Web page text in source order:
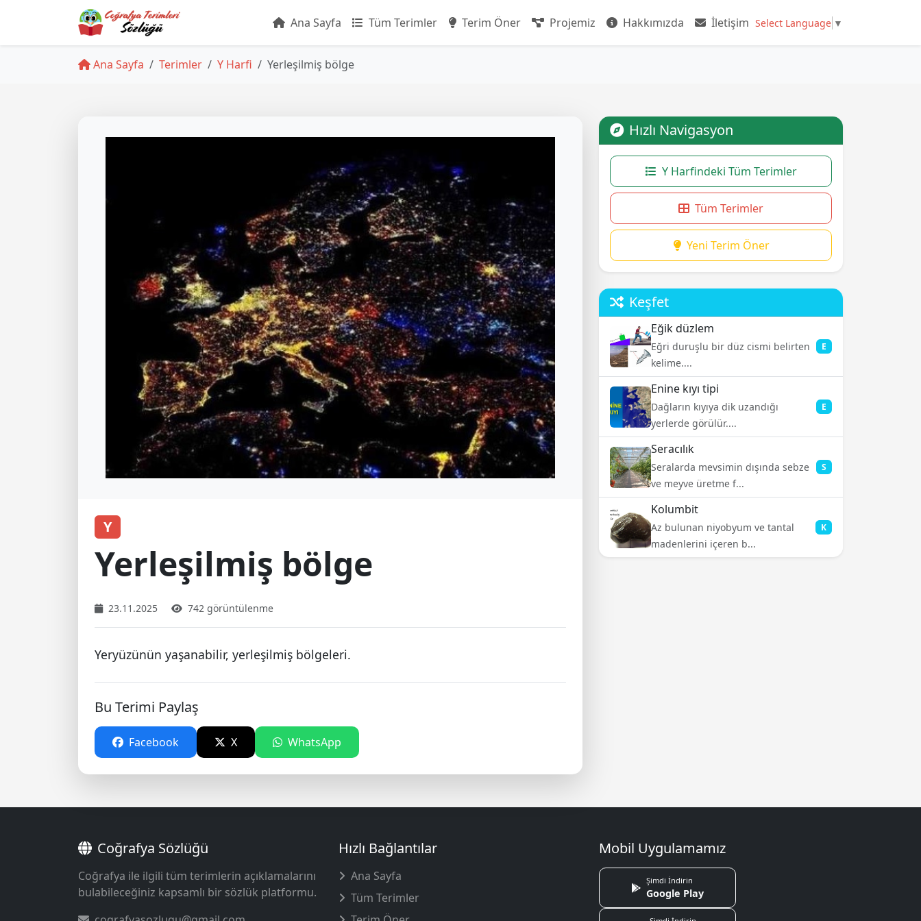
Ana Sayfa Tüm Terimler Terim Öner Projemiz Hakkımızda İletişim Select Language ▼
Ana Sayfa Terimler Y Harfi Yerleşilmiş bölge
Y
Yerleşilmiş bölge
23.11.2025 742 görüntülenme
Yeryüzünün yaşanabilir, yerleşilmiş bölgeleri.
Bu Terimi Paylaş
Facebook X WhatsApp
Hızlı Navigasyon
Y Harfindeki Tüm Terimler
Tüm Terimler
Yeni Terim Öner
Keşfet
Eğik düzlem
Eğri duruşlu bir düz cismi belirten
kelime....
E
Enine kıyı tipi
Dağların kıyıya dik uzandığı
yerlerde görülür....
E
Seracılık
Seralarda mevsimin dışında sebze
ve meyve üretme f...
S
Kolumbit
Az bulunan niyobyum ve tantal
madenlerini içeren b...
K
Coğrafya Sözlüğü
Coğrafya ile ilgili tüm terimlerin açıklamalarını
bulabileceğiniz kapsamlı bir sözlük platformu.
Hızlı Bağlantılar
Ana Sayfa
Tüm Terimler
Mobil Uygulamamız
Şimdi İndirin
Google Play